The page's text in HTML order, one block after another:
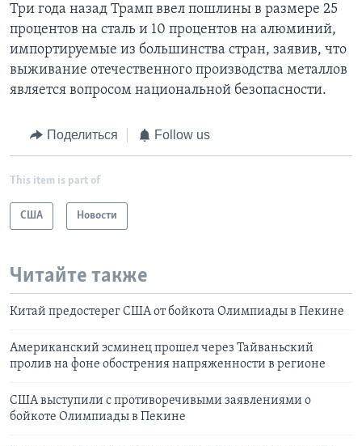
Три года назад Трамп ввел пошлины в размере 25
процентов на сталь и 10 процентов на алюминий,
импортируемые из большинства стран, заявив, что
выживание отечественного производства металлов
является вопросом национальной безопасности.
Поделиться Follow us
This item is part of
США Новости
Читайте также
Китай предостерег США от бойкота Олимпиады в Пекине
Американский эсминец прошел через Тайваньский
пролив на фоне обострения напряженности в регионе
США выступили с противоречивыми заявлениями о
бойкоте Олимпиады в Пекине